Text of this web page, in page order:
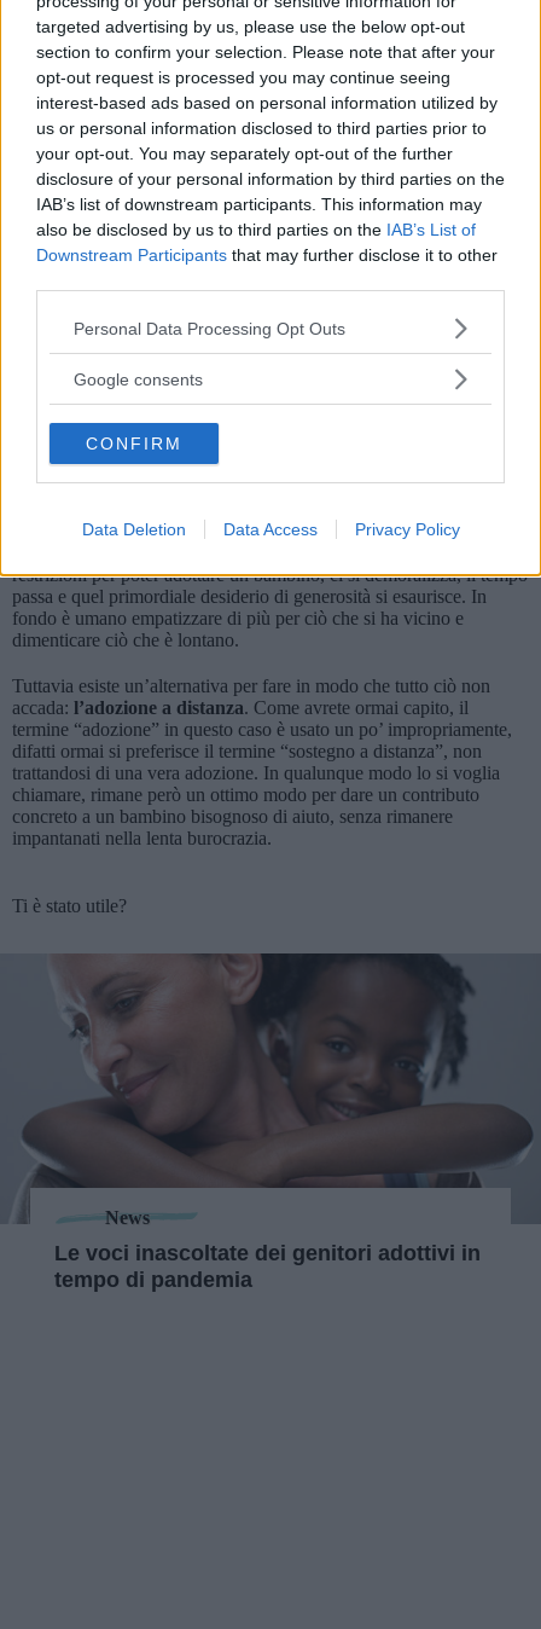
targeted advertising by us, please use the below opt-out
section to confirm your selection. Please note that after your
opt-out request is processed you may continue seeing
interest-based ads based on personal information utilized by
us or personal information disclosed to third parties prior to
your opt-out. You may separately opt-out of the further
disclosure of your personal information by third parties on the
IAB’s list of downstream participants. This information may
also be disclosed by us to third parties on the IAB’s List of
Downstream Participants that may further disclose it to other
Please note that this website/app uses one or more Google
not limited to your visit or usage behaviour. You may click to
use your data for below specified purposes in below Google
consent section.
Personal Data Processing Opt Outs
Google consents
CONFIRM
Data Deletion Data Access Privacy Policy
L’adozione non è però solo un piano B per quelle persone che per
salute, sessualità o solitudine non possono avere figli. Rimane infatti
anche una decisione che si prende soprattutto per il bene del
bambino, per garantire sostengo a chi non ne ha. Coloro che quindi
potrebbero avere figli naturali, o li hanno già, ma decidono
comunque di adottare sono doppiamente meritevoli. È chiaro però,
inutile negarlo, che se l’iter burocratico per l’adozione è sfiancante
per chi non ha alternativa, diventa un impegno troppo grande per
chi è spinto dalla sola generosità.
Sappiamo che non dovremmo dire così, che la felicità di un
bambino non ha prezzo e sopportare tempi lunghi e burocrazia non
è nulla in confronto al sorriso di chi finalmente trova una casa.
Tuttavia la realtà è più cruda e spesso scintille di generosità che si
accendono all’interno di una coppia vengono subito spente dalle
difficoltà pratiche dell’adozione. A volte, magari di fronte a grandi
stringere il cuore e desideriamo poter aiutare uno di quei bambini
restrizioni per poter adottare un bambino, ci si demoralizza, il tempo
passa e quel primordiale desiderio di generosità si esaurisce. In
fondo è umano empatizzare di più per ciò che si ha vicino e
dimenticare ciò che è lontano.
Tuttavia esiste un’alternativa per fare in modo che tutto ciò non
accada: l’adozione a distanza. Come avrete ormai capito, il
termine “adozione” in questo caso è usato un po’ impropriamente,
difatti ormai si preferisce il termine “sostegno a distanza”, non
trattandosi di una vera adozione. In qualunque modo lo si voglia
chiamare, rimane però un ottimo modo per dare un contributo
concreto a un bambino bisognoso di aiuto, senza rimanere
impantanati nella lenta burocrazia.
Ti è stato utile?
News
Le voci inascoltate dei genitori adottivi in
tempo di pandemia